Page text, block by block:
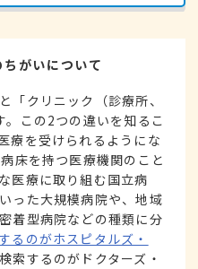
ちがいについて
「クリニック（診療所、
この2つの違いを知るこ
療を受けられるようにな
床を持つ医療機関のこと
医療に取り組む国立病
った大規模病院や、地域
着型病院などの種類に分
るのがホスピタルズ・
索するのがドクターズ・